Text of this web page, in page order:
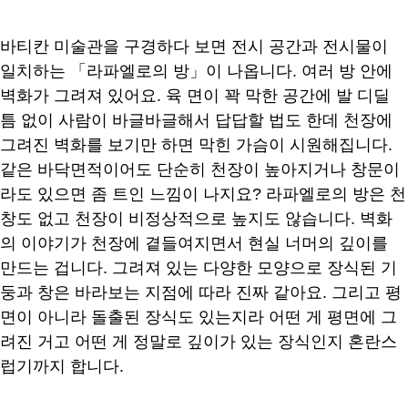
바티칸 미술관을 구경하다 보면 전시 공간과 전시물이
일치하는 「라파엘로의 방」이 나옵니다. 여러 방 안에
벽화가 그려져 있어요 . 육 면이 꽉 막한 공간에 발 디딜
틈 없이 사람이 바글바글해서 답답할 법도 한데 천장에
그려진 벽화를 보기만 하면 막힌 가슴이 시원해집니다.
같은 바닥면적이어도 단순히 천장이 높아지거나 창문이
라도 있으면 좀 트인 느낌이 나지요? 라파엘로의 방은 천
창도 없고 천장이 비정상적으로 높지도 않습니다. 벽화
의 이야기가 천장에 곁들여지면서 현실 너머의 깊이를
만드는 겁니다. 그려져 있는 다양한 모양으로 장식된 기
둥과 창은 바라보는 지점에 따라 진짜 같아요 . 그리고 평
면이 아니라 돌출된 장식도 있는지라 어떤 게 평면에 그
려진 거고 어떤 게 정말로 깊이가 있는 장식인지 혼란스
럽기까지 합니다.